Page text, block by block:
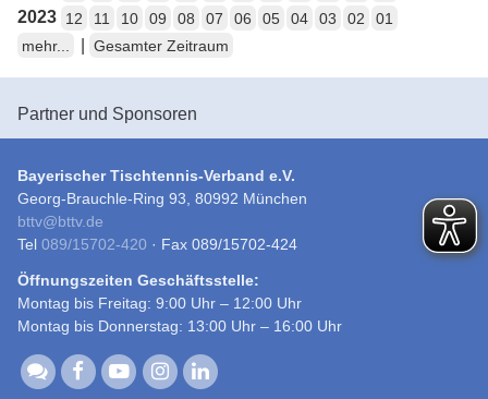
2023 12 11 10 09 08 07 06 05 04 03 02
01
mehr...
Gesamter Zeitraum
Partner und Sponsoren
Bayerischer Tischtennis-Verband e.V.
Georg-Brauchle-Ring 93, 80992 München
bttv@bttv.de
Tel 089/15702-420 · Fax 089/15702-424
Öffnungszeiten Geschäftsstelle:
Montag bis Freitag: 9:00 Uhr – 12:00 Uhr
Montag bis Donnerstag: 13:00 Uhr – 16:00 Uhr